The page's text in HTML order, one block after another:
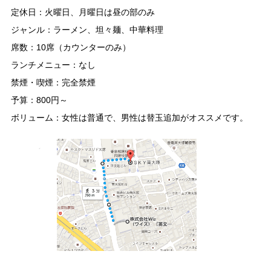
定休日：火曜日、月曜日は昼の部のみ
ジャンル：ラーメン、坦々麺、中華料理
席数：10席（カウンターのみ）
ランチメニュー：なし
禁煙・喫煙：完全禁煙
予算：800円～
ボリューム：女性は普通で、男性は替玉追加がオススメです。